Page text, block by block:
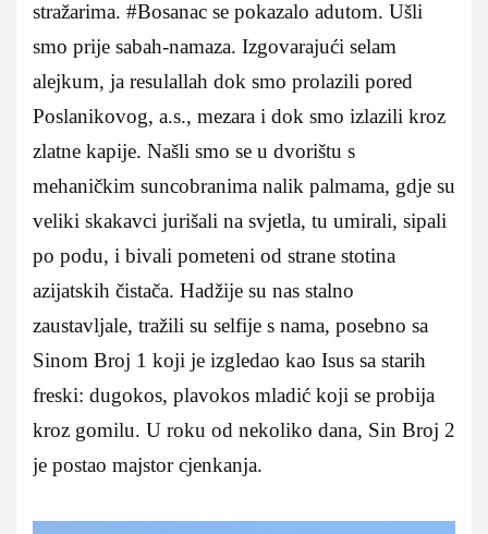
stražarima. #Bosanac se pokazalo adutom. Ušli
smo prije sabah-namaza. Izgovarajući selam
alejkum, ja resulallah dok smo prolazili pored
Poslanikovog, a.s., mezara i dok smo izlazili kroz
zlatne kapije. Našli smo se u dvorištu s
mehaničkim suncobranima nalik palmama, gdje su
veliki skakavci jurišali na svjetla, tu umirali, sipali
po podu, i bivali pometeni od strane stotina
azijatskih čistača. Hadžije su nas stalno
zaustavljale, tražili su selfije s nama, posebno sa
Sinom Broj 1 koji je izgledao kao Isus sa starih
freski: dugokos, plavokos mladić koji se probija
kroz gomilu. U roku od nekoliko dana, Sin Broj 2
je postao majstor cjenkanja.